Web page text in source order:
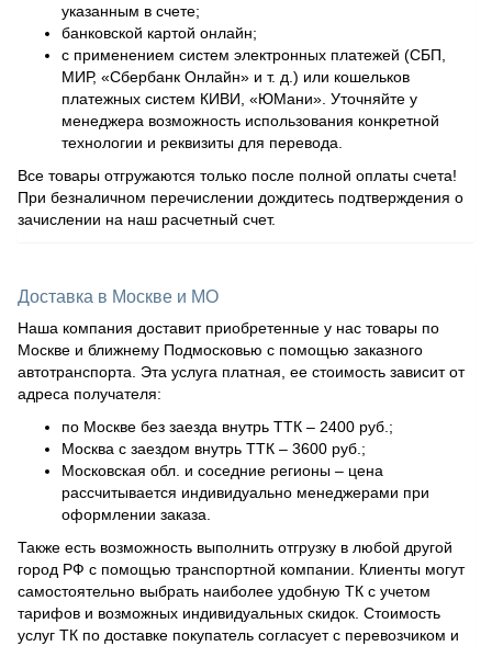
указанным в счете;
банковской картой онлайн;
с применением систем электронных платежей (СБП,
МИР, «Сбербанк Онлайн» и т. д.) или кошельков
платежных систем КИВИ, «ЮМани». Уточняйте у
менеджера возможность использования конкретной
технологии и реквизиты для перевода.
Все товары отгружаются только после полной оплаты счета!
При безналичном перечислении дождитесь подтверждения о
зачислении на наш расчетный счет.
Доставка в Москве и МО
Наша компания доставит приобретенные у нас товары по
Москве и ближнему Подмосковью с помощью заказного
автотранспорта. Эта услуга платная, ее стоимость зависит от
адреса получателя:
по Москве без заезда внутрь ТТК – 2400 руб.;
Москва с заездом внутрь ТТК – 3600 руб.;
Московская обл. и соседние регионы – цена
рассчитывается индивидуально менеджерами при
оформлении заказа.
Также есть возможность выполнить отгрузку в любой другой
город РФ с помощью транспортной компании. Клиенты могут
самостоятельно выбрать наиболее удобную ТК с учетом
тарифов и возможных индивидуальных скидок. Стоимость
услуг ТК по доставке покупатель согласует с перевозчиком и